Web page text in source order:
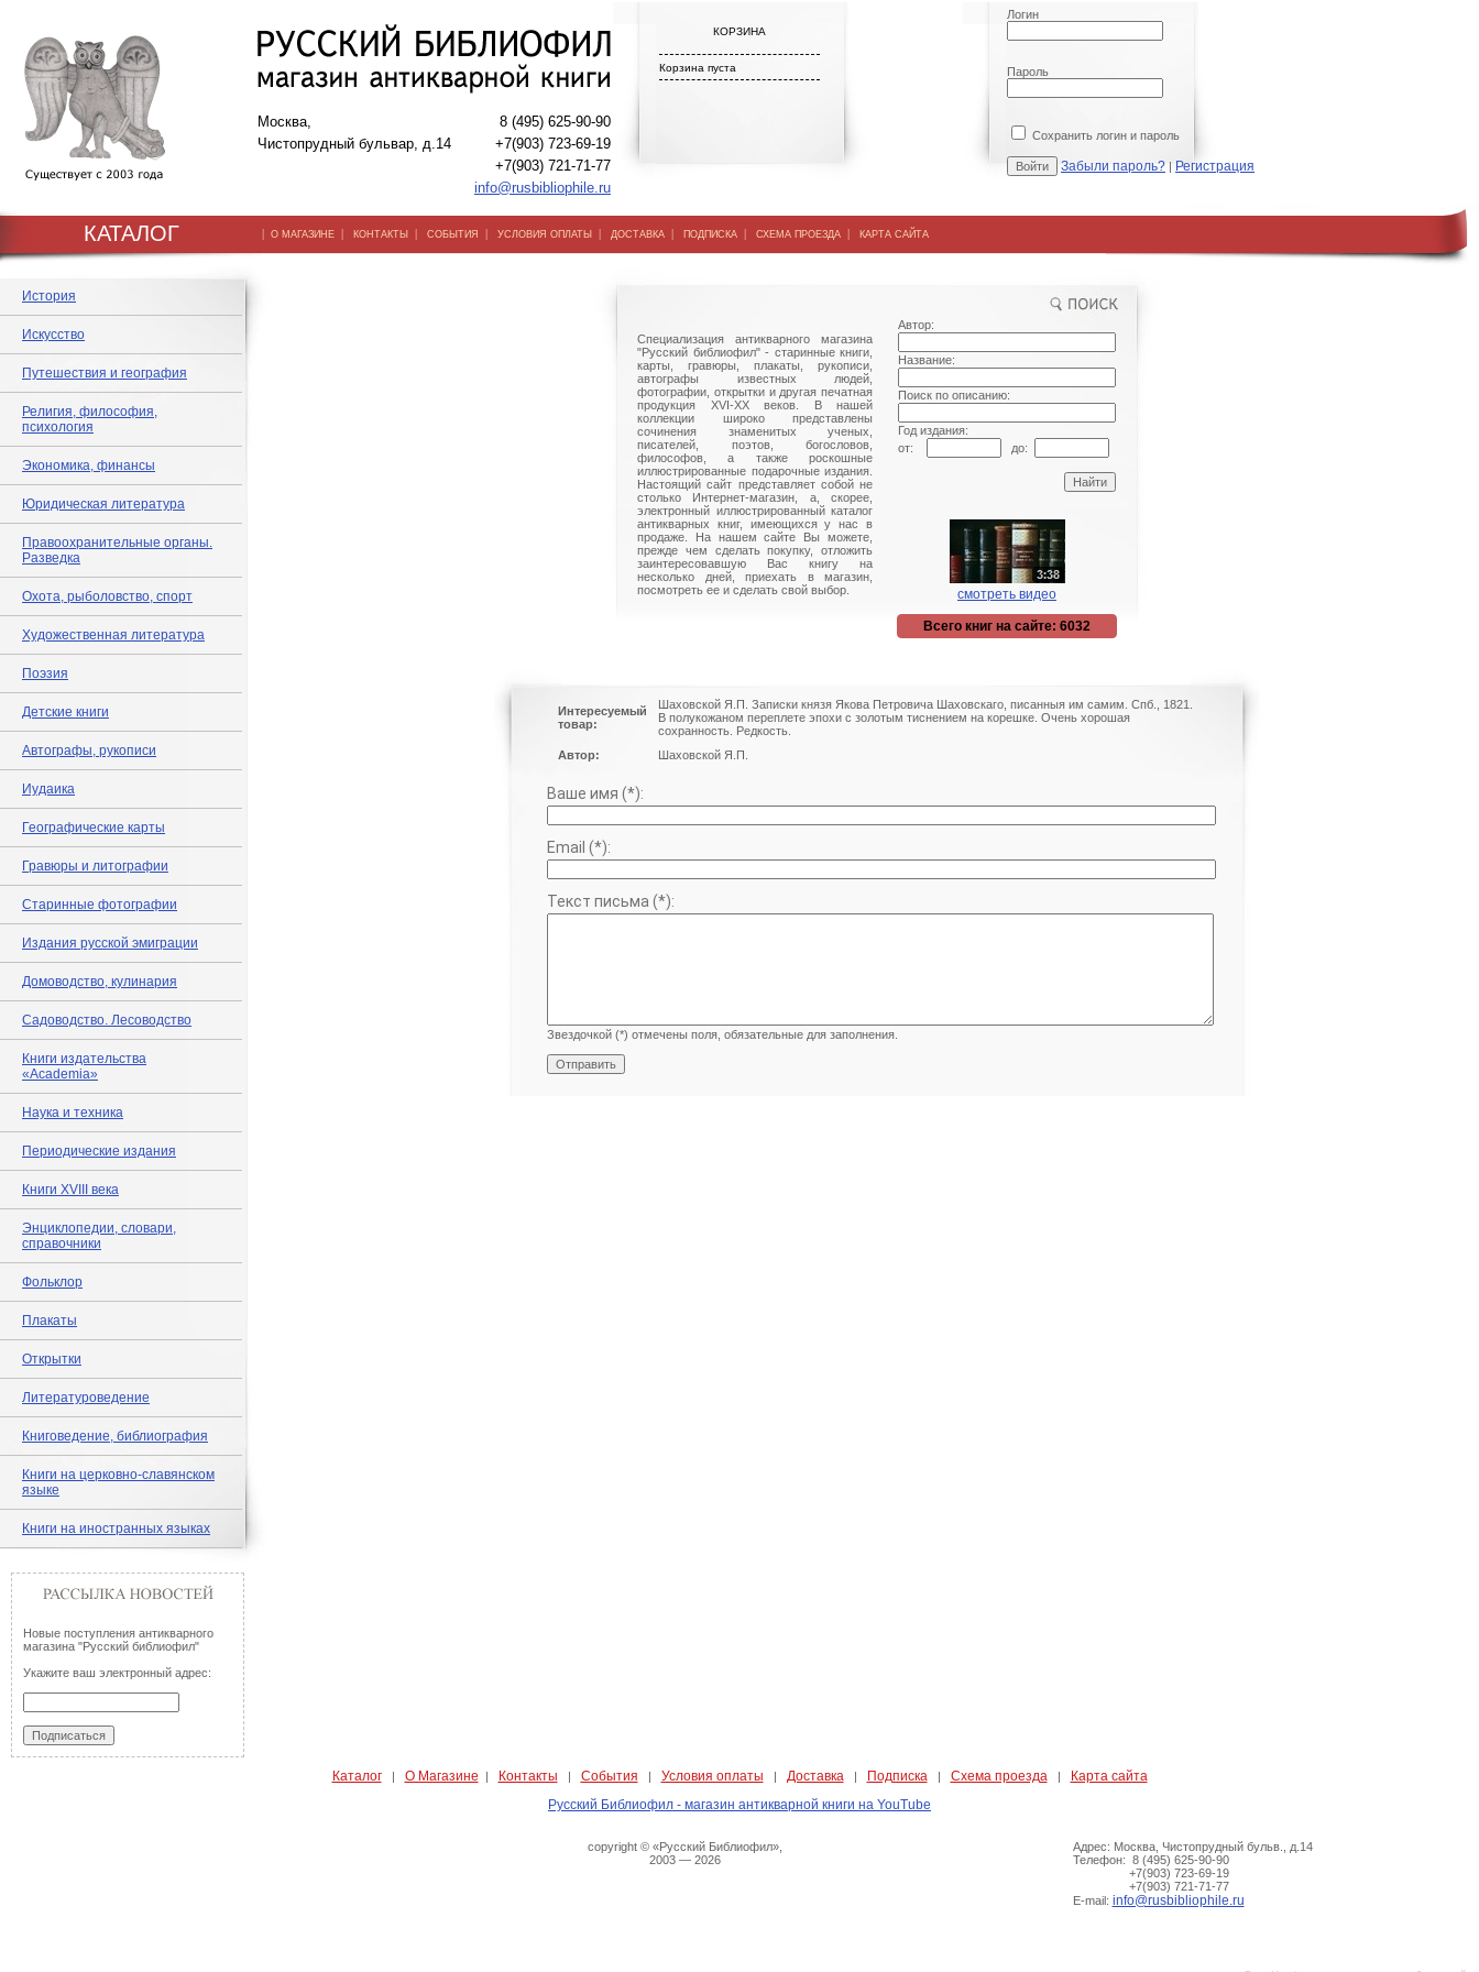
Москва,
Чистопрудный бульвар, д.14
8 (495) 625-90-90
+7(903) 723-69-19
+7(903) 721-71-77
info@rusbibliophile.ru
КОРЗИНА
Корзина пуста
Логин
Пароль
Сохранить логин и пароль
Забыли пароль? | Регистрация
КАТАЛОГ | О МАГАЗИНЕ | КОНТАКТЫ | СОБЫТИЯ | УСЛОВИЯ ОПЛАТЫ | ДОСТАВКА | ПОДПИСКА | СХЕМА ПРОЕЗДА | КАРТА САЙТА
История
Искусство
Путешествия и география
Религия, философия,
психология
Экономика, финансы
Юридическая литература
Правоохранительные органы.
Разведка
Охота, рыболовство, спорт
Художественная литература
Поэзия
Детские книги
Автографы, рукописи
Иудаика
Географические карты
Гравюры и литографии
Старинные фотографии
Издания русской эмиграции
Домоводство, кулинария
Садоводство. Лесоводство
Книги издательства
«Academia»
Наука и техника
Периодические издания
Книги XVIII века
Энциклопедии, словари,
справочники
Фольклор
Плакаты
Открытки
Литературоведение
Книговедение, библиография
Книги на церковно-славянском
языке
Книги на иностранных языках
Новые поступления антикварного
магазина "Русский библиофил"
Укажите ваш электронный адрес:
Специализация антикварного магазина
"Русский библиофил" - старинные книги,
карты, гравюры, плакаты, рукописи,
автографы известных людей,
фотографии, открытки и другая печатная
продукция XVI-XX веков. В нашей
коллекции широко представлены
сочинения знаменитых ученых,
писателей, поэтов, богословов,
философов, а также роскошные
иллюстрированные подарочные издания.
Настоящий сайт представляет собой не
столько Интернет-магазин, а, скорее,
электронный иллюстрированный каталог
антикварных книг, имеющихся у нас в
продаже. На нашем сайте Вы можете,
прежде чем сделать покупку, отложить
заинтересовавшую Вас книгу на
несколько дней, приехать в магазин,
посмотреть ее и сделать свой выбор.
Автор:
Название:
Поиск по описанию:
Год издания:
от:
до:
смотреть видео
Всего книг на сайте: 6032
Интересуемый
товар:
Шаховской Я.П. Записки князя Якова Петровича Шаховскаго, писанныя им самим. Спб., 1821.
В полукожаном переплете эпохи с золотым тиснением на корешке. Очень хорошая
сохранность. Редкость.
Автор:
Шаховской Я.П.
Ваше имя (*):
Email (*):
Текст письма (*):
Звездочкой (*) отмечены поля, обязательные для заполнения.
Каталог| О Магазине | Контакты | События | Условия оплаты | Доставка | Подписка | Схема проезда |
Карта сайта
Русский Библиофил - магазин антикварной книги на YouTube
copyright © «Русский Библиофил»,
2003 — 2026
Адрес: Москва, Чистопрудный бульв., д.14
Телефон: 8 (495) 625-90-90
+7(903) 723-69-19
+7(903) 721-71-77
E-mail: info@rusbibliophile.ru